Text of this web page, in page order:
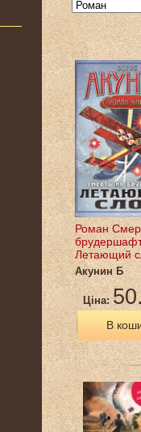
Роман
Летающий
Акунин Б
Ціна:
В